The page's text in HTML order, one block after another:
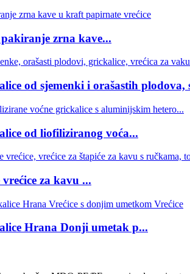
zrna kave...
od sjemenki i orašastih plodova,
od liofiliziranog voća...
vrećice za kavu ...
Hrana Donji umetak p...